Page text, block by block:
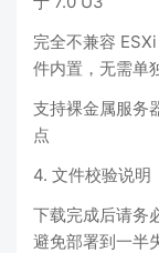
完全不兼容
件内置，无需单
支持裸金属服务
点
4. 文件校验说明
下载完成后请务
避免部署到一半